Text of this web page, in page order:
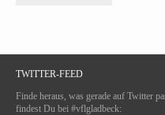
TWITTER-FEED
Finde heraus, was gerade auf Twitter
findest Du bei #vflgladbeck: